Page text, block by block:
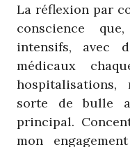
La réflexion par
conscience
intensifs, avec
médicaux
hospitalisations,
sorte de bulle
principal.
mon